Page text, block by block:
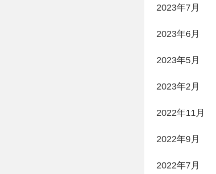
2023年7月
2023年6月
2023年5月
2023年2月
2022年11月
2022年9月
2022年7月